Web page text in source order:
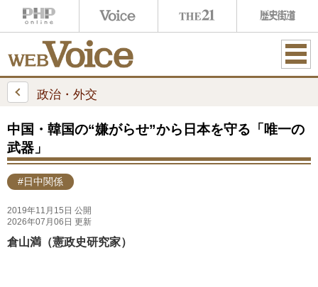
ME
政治・外交
中国・韓国の“嫌がらせ”から日本を守る「唯一の
武器」
#日中関係
2019年11月15日 公開
2026年07月06日 更新
倉山満（憲政史研究家）